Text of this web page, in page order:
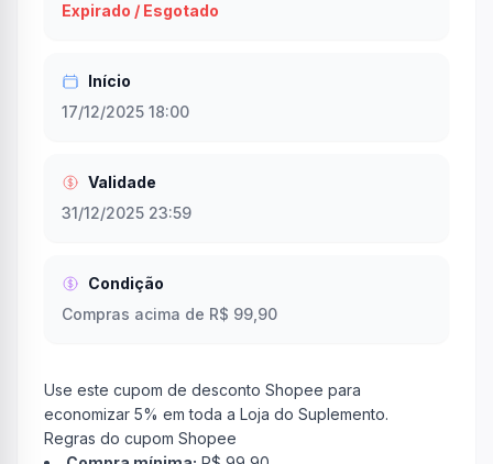
Expirado / Esgotado
Início
17/12/2025 18:00
Validade
31/12/2025 23:59
Condição
Compras acima de R$ 99,90
Use este cupom de desconto Shopee para
economizar 5% em toda a Loja do Suplemento.
Regras do cupom Shopee